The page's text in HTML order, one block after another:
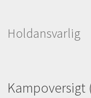
Holdansvarlig
Kampoversigt